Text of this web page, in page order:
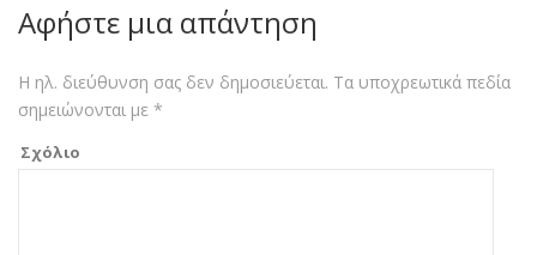
Αφήστε μια απάντηση
Η ηλ. διεύθυνση σας δεν δημοσιεύεται. Τα υποχρεωτικά πεδία
σημειώνονται με *
Σχόλιο